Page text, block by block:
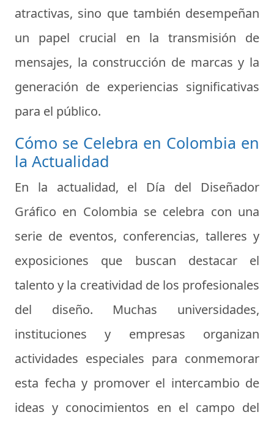
atractivas, sino que también desempeñan
un papel crucial en la transmisión de
mensajes, la construcción de marcas y la
generación de experiencias significativas
para el público.
Cómo se Celebra en Colombia en
la Actualidad
En la actualidad, el Día del Diseñador
Gráfico en Colombia se celebra con una
serie de eventos, conferencias, talleres y
exposiciones que buscan destacar el
talento y la creatividad de los profesionales
del diseño. Muchas universidades,
instituciones y empresas organizan
actividades especiales para conmemorar
esta fecha y promover el intercambio de
ideas y conocimientos en el campo del